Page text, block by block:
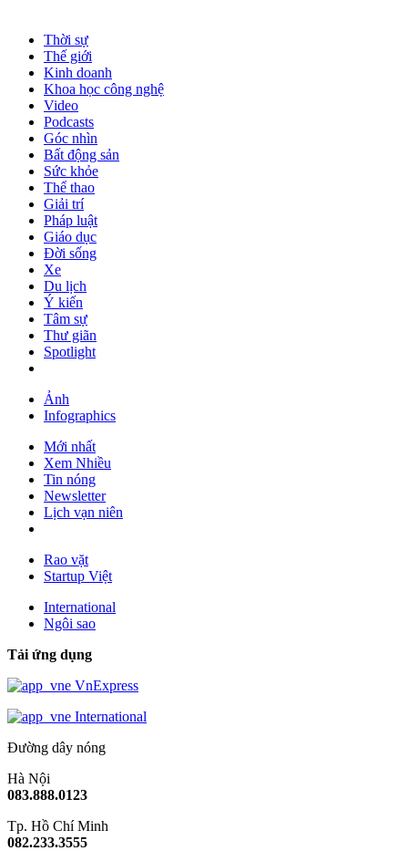
Thời sự
Thế giới
Kinh doanh
Khoa học công nghệ
Video
Podcasts
Góc nhìn
Bất động sản
Sức khỏe
Thể thao
Giải trí
Pháp luật
Giáo dục
Đời sống
Xe
Du lịch
Ý kiến
Tâm sự
Thư giãn
Spotlight
Ảnh
Infographics
Mới nhất
Xem Nhiều
Tin nóng
Newsletter
Lịch vạn niên
Rao vặt
Startup Việt
International
Ngôi sao
Tải ứng dụng
VnExpress
International
Đường dây nóng
Hà Nội
083.888.0123
Tp. Hồ Chí Minh
082.233.3555